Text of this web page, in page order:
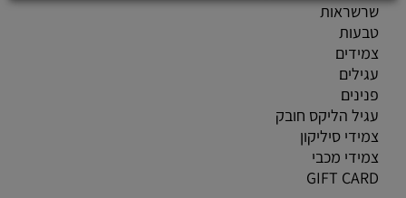
שרשראות
טבעות
צמידים
עגילים
פנינים
עגיל הליקס חובק
צמידי סיליקון
צמידי מכבי
GIFT CARD